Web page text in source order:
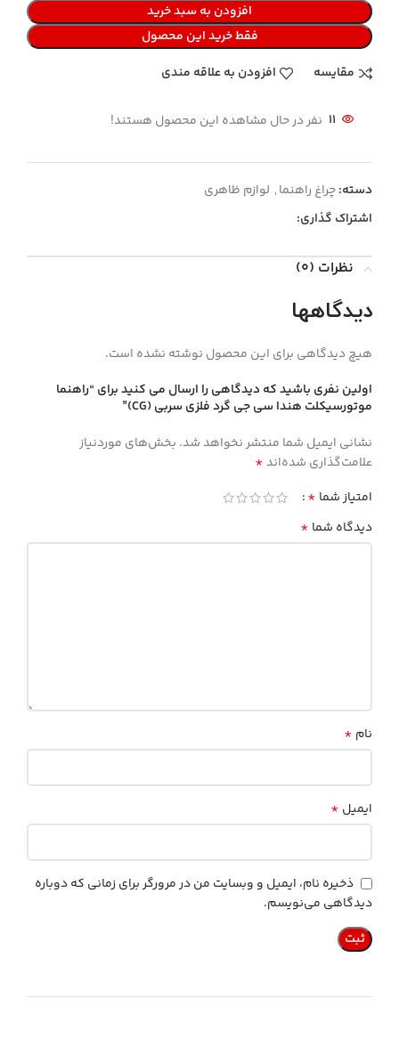
افزودن به سبد خرید
فقط خرید این محصول
مقایسه
افزودن به علاقه مندی
11 نفر در حال مشاهده این محصول هستند!
دسته:چراغ راهنما, لوازم ظاهری
اشتراک گذاری:
نظرات (0)
دیدگاهها
هیچ دیدگاهی برای این محصول نوشته نشده است.
اولین نفری باشید که دیدگاهی را ارسال می کنید برای “راهنما
موتورسیکلت هندا سی جی گرد فلزی سربی (CG)”
نشانی ایمیل شما منتشر نخواهد شد. بخش‌های موردنیاز
علامت‌گذاری شده‌اند*
امتیاز شما *
دیدگاه شما *
نام *
ایمیل *
ذخیره نام، ایمیل و وبسایت من در مرورگر برای زمانی که دوباره
دیدگاهی می‌نویسم.